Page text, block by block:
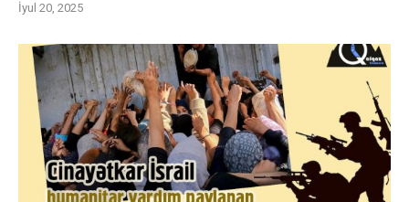
İyul 20, 2025